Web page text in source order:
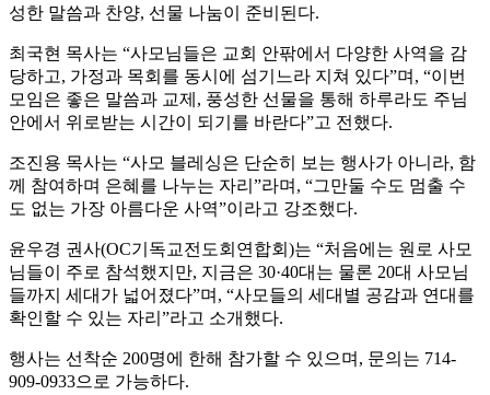
성한 말씀과 찬양, 선물 나눔이 준비된다.
최국현 목사는 “사모님들은 교회 안팎에서 다양한 사역을 감
당하고, 가정과 목회를 동시에 섬기느라 지쳐 있다”며, “이번
모임은 좋은 말씀과 교제, 풍성한 선물을 통해 하루라도 주님
안에서 위로받는 시간이 되기를 바란다”고 전했다.
조진용 목사는 “사모 블레싱은 단순히 보는 행사가 아니라, 함
께 참여하며 은혜를 나누는 자리”라며, “그만둘 수도 멈출 수
도 없는 가장 아름다운 사역”이라고 강조했다.
윤우경 권사(OC기독교전도회연합회)는 “처음에는 원로 사모
님들이 주로 참석했지만, 지금은 30·40대는 물론 20대 사모님
들까지 세대가 넓어졌다”며, “사모들의 세대별 공감과 연대를
확인할 수 있는 자리”라고 소개했다.
행사는 선착순 200명에 한해 참가할 수 있으며, 문의는 714-
909-0933으로 가능하다.